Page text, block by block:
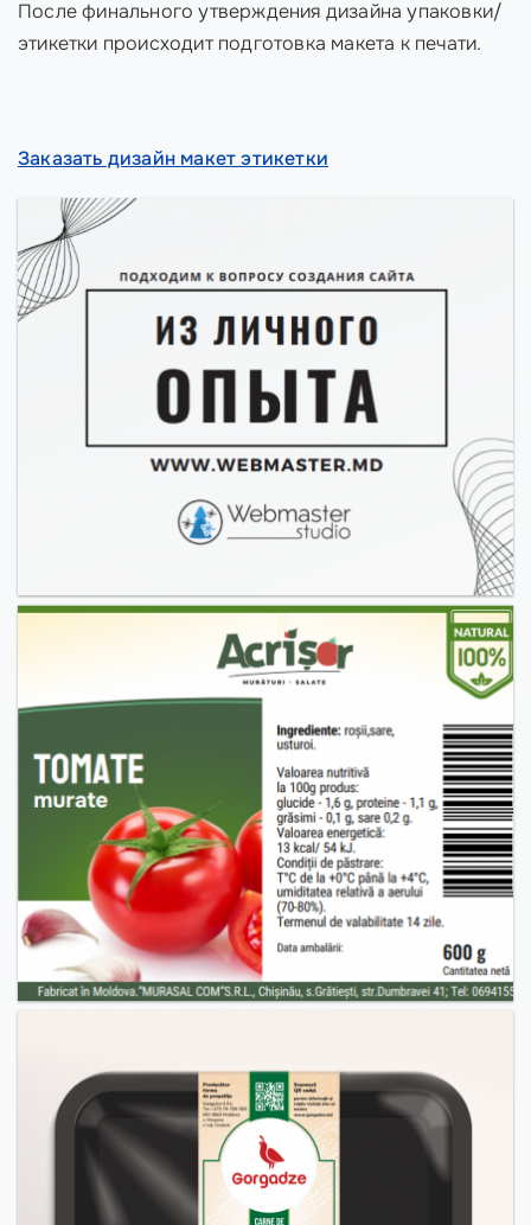
После финального утверждения дизайна упаковки/
этикетки происходит подготовка макета к печати.
Заказать дизайн макет этикетки